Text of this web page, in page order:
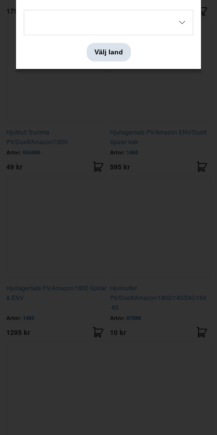
179 kr
Hjulbult Trumma
PV/Duett/Amazon/1800
Artnr: 654490
49 kr
Hjullagersats PV/Amazon ENV/Duett
Spicer bak
Artnr: 1484
595 kr
Hjullagersats PV/Amazon/1800 Spicer
& ENV
Artnr: 1485
1295 kr
Hjulmutter
PV/Duett/Amazon/1800/140/240/164
-85
Artnr: 87699
10 kr
Välj land